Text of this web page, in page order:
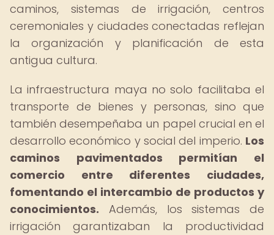
caminos, sistemas de irrigación, centros
ceremoniales y ciudades conectadas reflejan
la organización y planificación de esta
antigua cultura.
La infraestructura maya no solo facilitaba el
transporte de bienes y personas, sino que
también desempeñaba un papel crucial en el
desarrollo económico y social del imperio. Los
caminos pavimentados permitían el
comercio entre diferentes ciudades,
fomentando el intercambio de productos y
conocimientos. Además, los sistemas de
irrigación garantizaban la productividad